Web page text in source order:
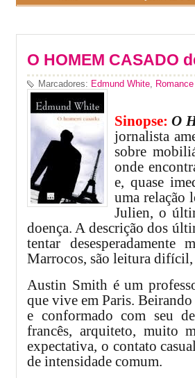
O HOMEM CASADO
Marcadores: Edmund White
Sinopse:O
jornalista
sobre
onde
e, quase
uma relação
Julien, o
doença. A descrição dos
tentar
Marrocos, são leitura difícil,
Austin Smith é um
que viveem Paris. Beirando
e conformado com seu
francês, arquiteto, muito
expectativa, o contato
de intensidade comum.